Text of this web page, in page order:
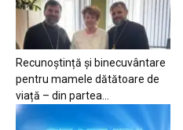
Recunoștință și binecuvântare
pentru mamele dătătoare de
viață – din partea...